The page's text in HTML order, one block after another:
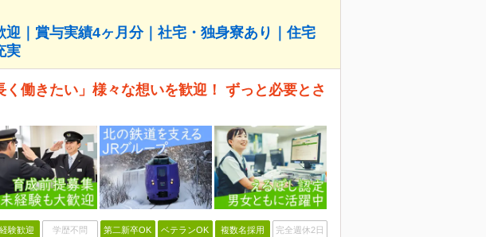
｜賞与実績4ヶ月分｜社宅・独身寮あり｜住宅
実
く働きたい」様々な想いを歓迎！ ずっと必要とさ
験歓迎 学歴不問 第二新卒OK ベテランOK 複数名採用 完全週休2日